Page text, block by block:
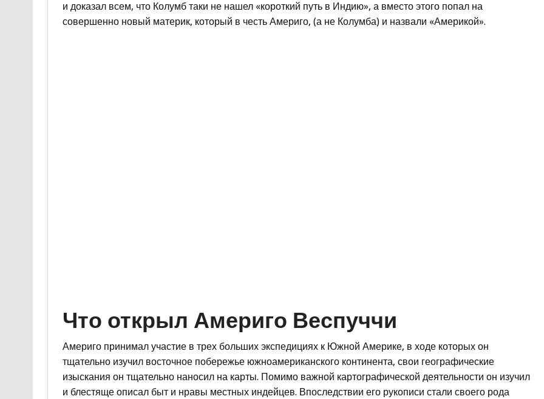
и доказал всем, что Колумб таки не нашел «короткий путь в Индию», а вместо этого попал на
совершенно новый материк, который в честь Америго, (а не Колумба) и назвали «Америкой».
Что открыл Америго Веспуччи
Америго принимал участие в трех больших экспедициях к Южной Америке, в ходе которых он
тщательно изучил восточное побережье южноамериканского континента, свои географические
изыскания он тщательно наносил на карты. Помимо важной картографической деятельности он изучил
и блестяще описал быт и нравы местных индейцев. Впоследствии его рукописи стали своего рода